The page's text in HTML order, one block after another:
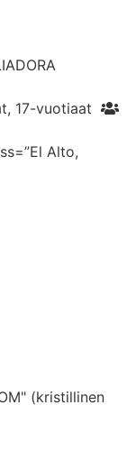
17-vuotiaat
Alto,
(kristillinen